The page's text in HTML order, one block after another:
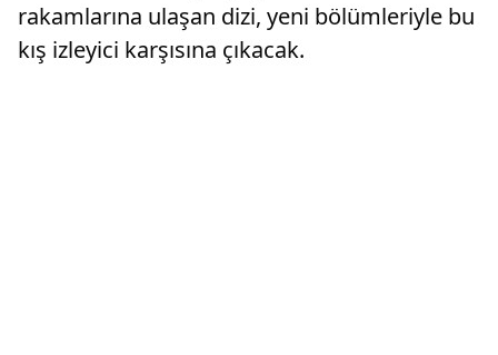
rakamlarına ulaşan dizi, yeni bölümleriyle bu
kış izleyici karşısına çıkacak.